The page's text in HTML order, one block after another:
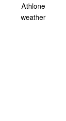
Athlone
weather